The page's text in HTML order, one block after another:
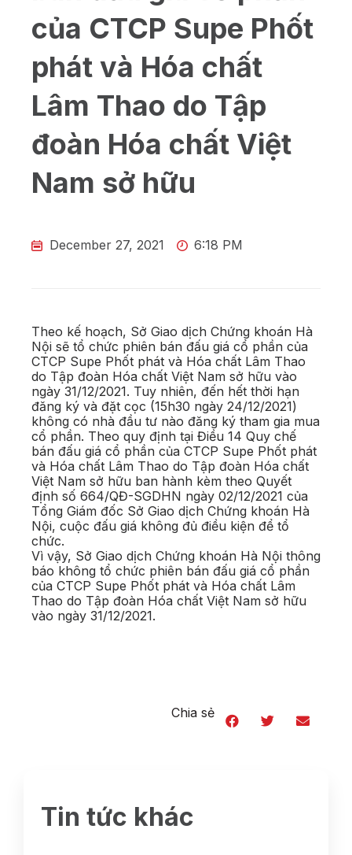
của CTCP Supe Phốt
phát và Hóa chất
Lâm Thao do Tập
đoàn Hóa chất Việt
Nam sở hữu
December 27, 2021 6:18 PM
Theo kế hoạch, Sở Giao dịch Chứng khoán Hà
Nội sẽ tổ chức phiên bán đấu giá cổ phần của
CTCP Supe Phốt phát và Hóa chất Lâm Thao
do Tập đoàn Hóa chất Việt Nam sở hữu vào
ngày 31/12/2021. Tuy nhiên, đến hết thời hạn
đăng ký và đặt cọc (15h30 ngày 24/12/2021)
không có nhà đầu tư nào đăng ký tham gia mua
cổ phần. Theo quy định tại Điều 14 Quy chế
bán đấu giá cổ phần của CTCP Supe Phốt phát
và Hóa chất Lâm Thao do Tập đoàn Hóa chất
Việt Nam sở hữu ban hành kèm theo Quyết
định số 664/QĐ-SGDHN ngày 02/12/2021 của
Tổng Giám đốc Sở Giao dịch Chứng khoán Hà
Nội, cuộc đấu giá không đủ điều kiện để tổ
chức.
Vì vậy, Sở Giao dịch Chứng khoán Hà Nội thông
báo không tổ chức phiên bán đấu giá cổ phần
của CTCP Supe Phốt phát và Hóa chất Lâm
Thao do Tập đoàn Hóa chất Việt Nam sở hữu
vào ngày 31/12/2021.
Chia sẻ
Tin tức khác